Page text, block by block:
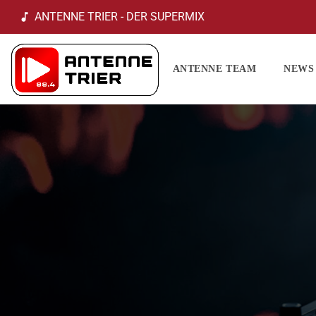
music_note ANTENNE TRIER - DER SUPERMIX
ANTENNE TEAM NEWS